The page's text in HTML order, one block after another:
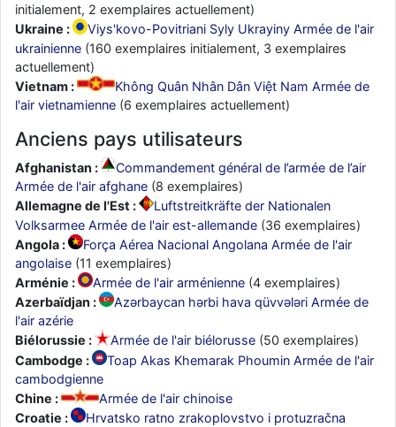
initialement, 2 exemplaires actuellement)
Ukraine :
Viys'kovo-Povitriani Syly Ukrayiny Armée de l'air
ukrainienne (160 exemplaires initialement, 3 exemplaires
actuellement)
Vietnam :
Không Quân Nhân Dân Việt Nam Armée de
l'air vietnamienne (6 exemplaires actuellement)
Anciens pays utilisateurs
Afghanistan :
Commandement général de l’armée de l’air
Armée de l'air afghane (8 exemplaires)
Allemagne de l'Est :
Luftstreitkräfte der Nationalen
Volksarmee Armée de l'air est-allemande (36 exemplaires)
Angola :
Força Aérea Nacional Angolana Armée de l'air
angolaise (11 exemplaires)
Arménie :
Armée de l'air arménienne (4 exemplaires)
Azerbaïdjan :
Azərbaycan hərbi hava qüvvələri Armée de
l'air azérie
Biélorussie :
Armée de l'air biélorusse (50 exemplaires)
Cambodge :
Toap Akas Khemarak Phoumin Armée de l'air
cambodgienne
Chine :
Armée de l'air chinoise
Croatie :
Hrvatsko ratno zrakoplovstvo i protuzračna